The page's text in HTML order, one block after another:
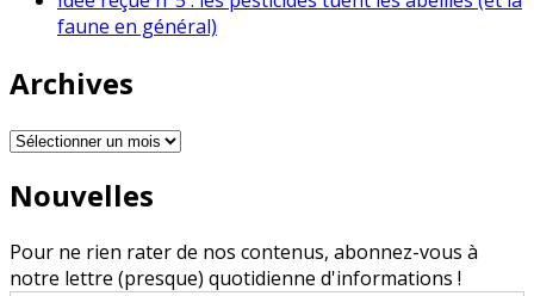
faune en général)
Archives
Archives
Nouvelles
Pour ne rien rater de nos contenus, abonnez-vous à
notre lettre (presque) quotidienne d'informations !